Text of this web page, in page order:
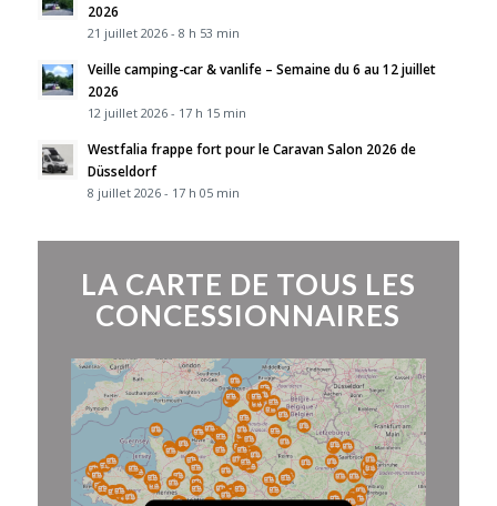
2026
21 juillet 2026 - 8 h 53 min
Veille camping-car & vanlife – Semaine du 6 au 12 juillet
2026
12 juillet 2026 - 17 h 15 min
Westfalia frappe fort pour le Caravan Salon 2026 de
Düsseldorf
8 juillet 2026 - 17 h 05 min
LA CARTE DE TOUS LES
CONCESSIONNAIRES